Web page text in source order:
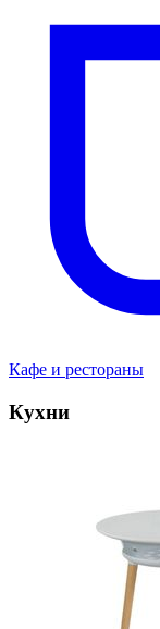
Кафе и рестораны
Кухни